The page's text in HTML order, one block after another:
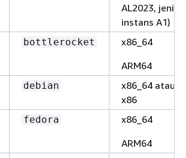
AL2023, jenis
instans A1)
bottlerocket
x86_64
ARM64
debian
x86_64 atau
x86
fedora
x86_64
ARM64